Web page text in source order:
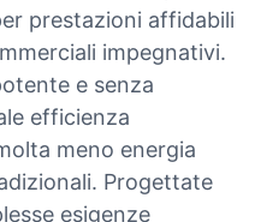
prestazioni affidabili
impegnativi.
e senza
efficienza
meno energia
Progettate
esigenze